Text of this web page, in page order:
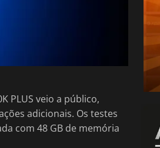
PLUS veio a público,
adicionais. Os testes
com 48 GB de memória